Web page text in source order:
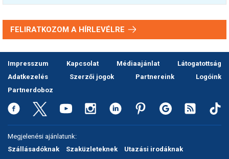
FELIRATKOZOM A HÍRLEVÉLRE
Impresszum Kapcsolat Médiaajánlat
Látogatottság
Adatkezelés
Szerzői jogok Partnereink
Logóink
Partnerdoboz
Megjelenési ajánlatunk:
Szállásadóknak
Szaküzleteknek
Utazási irodáknak